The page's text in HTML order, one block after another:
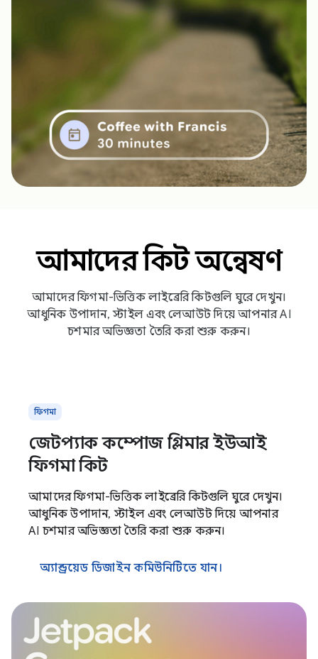
আমাদের কিট অন্বেষণ
আমাদের ফিগমা-ভিত্তিক লাইব্রেরি কিটগুলি ঘুরে দেখুন।
আধুনিক উপাদান, স্টাইল এবং লেআউট দিয়ে আপনার AI
চশমার অভিজ্ঞতা তৈরি করা শুরু করুন।
ফিগমা
জেটপ্যাক কম্পোজ গ্লিমার ইউআই
ফিগমা কিট
আমাদের ফিগমা-ভিত্তিক লাইব্রেরি কিটগুলি ঘুরে দেখুন।
আধুনিক উপাদান, স্টাইল এবং লেআউট দিয়ে আপনার
AI চশমার অভিজ্ঞতা তৈরি করা শুরু করুন।
অ্যান্ড্রয়েড ডিজাইন কমিউনিটিতে যান।